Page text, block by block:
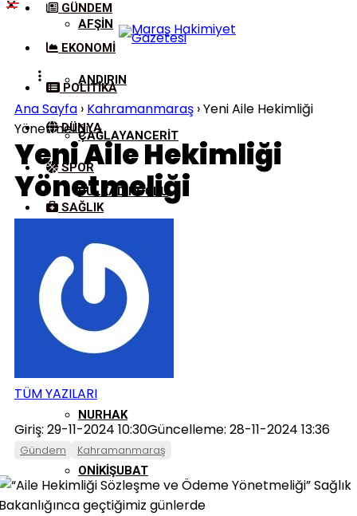
AFŞIN
ANDIRIN
ÇAĞLAYANCERIT
DULKADIROĞLU
EKINÖZÜ
ELBISTAN
GÖKSUN
NURHAK
ONIKIŞUBAT
GÜNDEM
EKONOMI
POLITIKA
DÜNYA
SPOR
SAĞLIK
KÜLTÜR/SANAT
Ana Sayfa › Kahramanmaraş ›Yeni Aile Hekimliği
Yönetmeliği
Yeni Aile Hekimliği
Yönetmeliği
TÜM YAZILARI
Giriş: 29-11-2024 10:30Güncelleme: 28-11-2024 13:36
Gündem Kahramanmaraş